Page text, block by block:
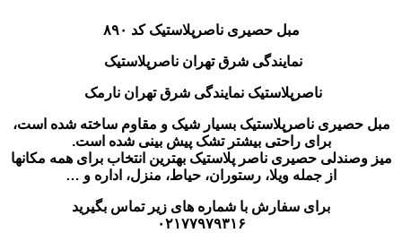
ناصرپلاستیکمبل حصیری ناصرپلاستیک کد ۸۹۰
نمایندگی شرق تهران ناصرپلاستیک
ناصرپلاستیک نمایندگی شرق تهران نارمک
مبل حصیری ناصرپلاستیک بسیار شیک و مقاوم ساخته شده است،
برای راحتی بیشتر تشک پیش بینی شده است.
میز وصندلی حصیری ناصر پلاستیک بهترین انتخاب برای همه مکانها
از جمله ویلا، رستوران، حیاط، منزل، اداره و …
برای سفارش با شماره های زیر تماس بگیرید
۰۲۱۷۷۹۷۹۳۱۶